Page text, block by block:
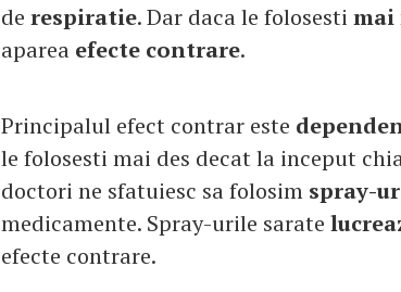
de respiratie. Dar daca le folosesti mai
aparea efecte contrare.
Principalul efect contrar este
le folosesti mai des decat la inceput
doctori ne sfatuiesc sa folosim spray-
medicamente. Spray-urile sarate
efecte contrare.